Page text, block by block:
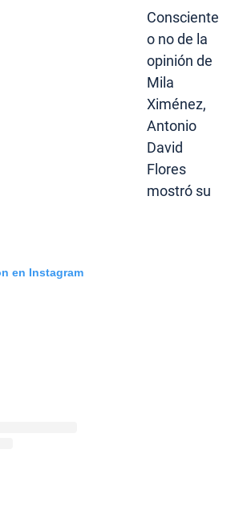
en Instagram
Consciente
o no de la
opinión de
Mila
Ximénez,
Antonio
David
Flores
mostró su